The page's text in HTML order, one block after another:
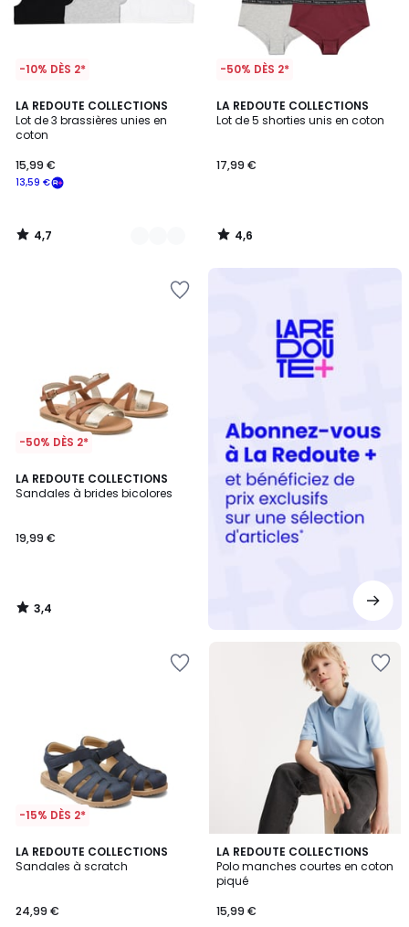
-10% DÈS 2*
LA REDOUTE COLLECTIONS
Lot de 3 brassières unies en
coton
13,59 €
15,99 €
4,7
/ 5
2
Couleurs
4,7
/
-50% DÈS 2*
LA REDOUTE COLLECTIONS
Lot de 5 shorties unis en coton
17,99 €
4,6
/ 5
4,6
/
-50% DÈS 2*
LA REDOUTE COLLECTIONS
Sandales à brides bicolores
19,99 €
3,4
/ 5
3,4
/
-15% DÈS 2*
LA REDOUTE COLLECTIONS
Sandales à scratch
24,99 €
4,5
/ 5
2
Couleurs
LA REDOUTE COLLECTIONS
Polo manches courtes en coton
piqué
15,99 €
4,9
/ 5